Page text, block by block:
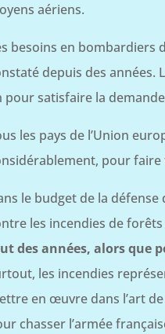
aériens.
besoins en bombardiers
depuis des années.
pour satisfaire la
les pays de l’Union
pour faire
le budget de la défense
les incendies de
des années, alors que
les incendies
en œuvre dans l’art
chasser l’armée